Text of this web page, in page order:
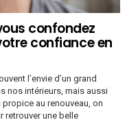
confondez
confiance en
l’envie d’un grand
nos intérieurs, mais aussi
au renouveau, on
retrouver une belle